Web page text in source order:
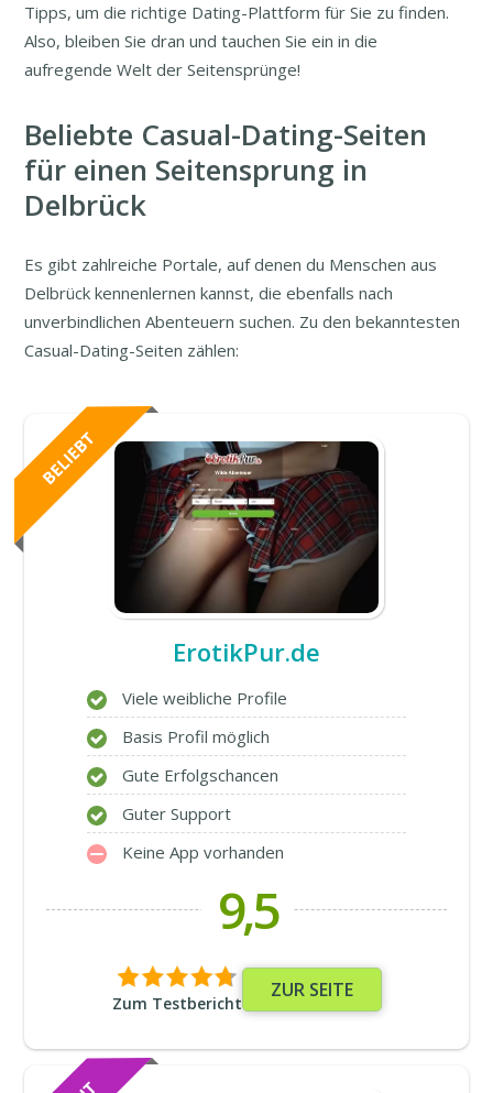
Tipps, um die richtige Dating-Plattform für Sie zu finden.
Also, bleiben Sie dran und tauchen Sie ein in die
aufregende Welt der Seitensprünge!
Beliebte Casual-Dating-Seiten
für einen Seitensprung in
Delbrück
Es gibt zahlreiche Portale, auf denen du Menschen aus
Delbrück kennenlernen kannst, die ebenfalls nach
unverbindlichen Abenteuern suchen. Zu den bekanntesten
Casual-Dating-Seiten zählen:
ErotikPur.de
Viele weibliche Profile
Basis Profil möglich
Gute Erfolgschancen
Guter Support
Keine App vorhanden
9,5
Zum Testbericht
ZUR SEITE